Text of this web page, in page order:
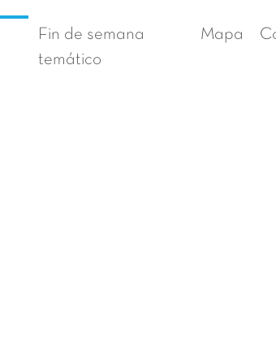
Fin de semana
temático
Mapa